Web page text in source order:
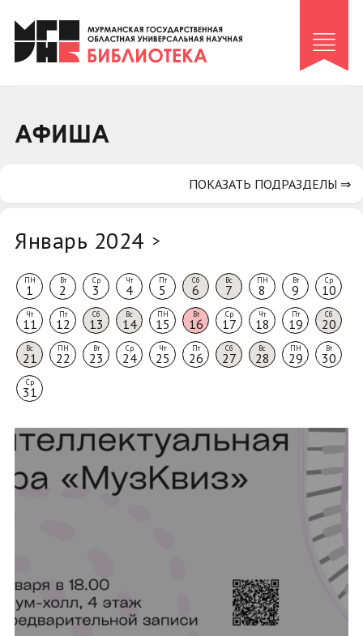
Клуб «Гиря и сельдерей»
Клуб «Семейный архив»
Коллегам
АФИША
Январь 2024 >
ПН
1
Вт
2
Ср
3
Чт
4
Пт
5
Сб
6
Вс
7
ПН
8
Вт
9
Ср
10
Чт
11
Пт
12
Сб
13
Вс
14
ПН
15
Вт
16
Ср
17
Чт
18
Пт
19
Сб
20
Вс
21
ПН
22
Вт
23
Ср
24
Чт
25
Пт
26
Сб
27
Вс
28
ПН
29
Вт
30
Ср
31
ПОКАЗАТЬ ПОДРАЗДЕЛЫ ⇒